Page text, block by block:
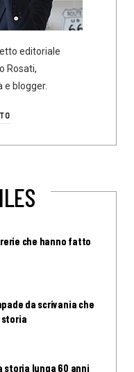
editoriale
Rosati,
blogger.
che hanno fatto
da scrivania che
storia lunga 60 anni